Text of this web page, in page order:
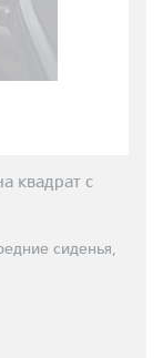
квадрат с
сиденья,